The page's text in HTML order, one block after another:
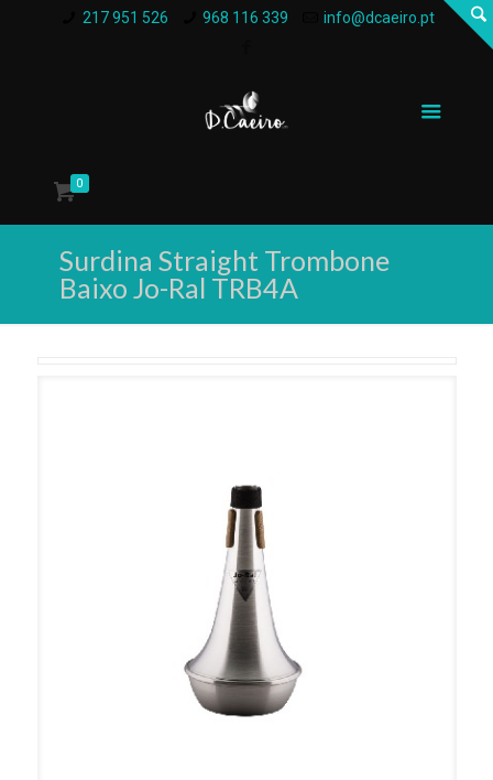
217 951 526 968 116 339 info@dcaeiro.pt
0
Surdina Straight Trombone
Baixo Jo-Ral TRB4A